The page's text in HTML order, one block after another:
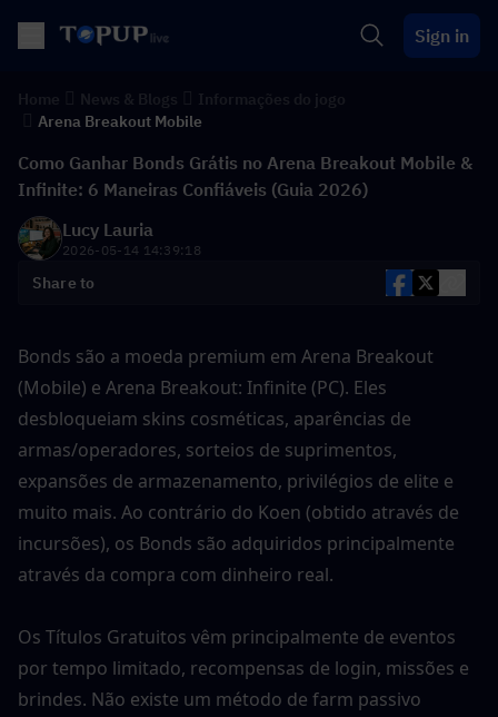
Sign in
Arena Breakout Mobile
Como Ganhar Bonds Grátis no Arena Breakout Mobile &
Infinite: 6 Maneiras Confiáveis (Guia 2026)
Lucy Lauria
2026-05-14 14:39:18
Share to
Bonds são a moeda premium em Arena Breakout
(Mobile) e Arena Breakout: Infinite (PC). Eles
desbloqueiam skins cosméticas, aparências de
armas/operadores, sorteios de suprimentos,
expansões de armazenamento, privilégios de elite e
muito mais. Ao contrário do Koen (obtido através de
incursões), os Bonds são adquiridos principalmente
através da compra com dinheiro real.
Os Títulos Gratuitos vêm principalmente de eventos
por tempo limitado, recompensas de login, missões e
brindes. Não existe um método de farm passivo